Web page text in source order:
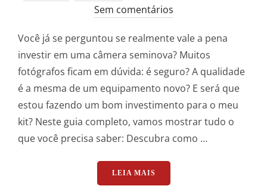
em
Sem comentários
Você já se perguntou se realmente vale a pena
investir em uma câmera seminova? Muitos
fotógrafos ficam em dúvida: é seguro? A qualidade
é a mesma de um equipamento novo? E será que
estou fazendo um bom investimento para o meu
kit? Neste guia completo, vamos mostrar tudo o
que você precisa saber: Descubra como …
LEIA MAIS“CÂMERAS SEMINOVAS: